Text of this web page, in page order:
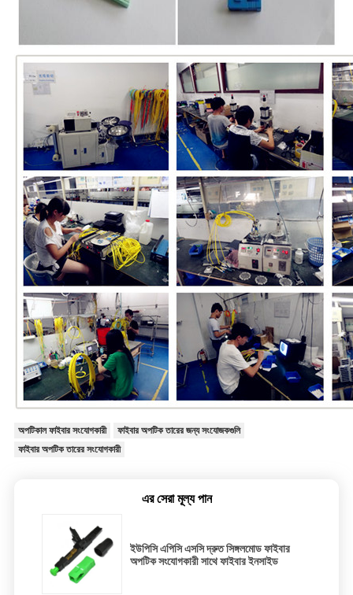
অপটিকাল ফাইবার সংযোগকারী
ফাইবার অপটিক তারের জন্য সংযোজকগুলি
ফাইবার অপটিক তারের সংযোগকারী
এর সেরা মূল্য পান
ইউপিসি এপিসি এসসি দ্রুত সিঙ্গলমোড ফাইবার
অপটিক সংযোগকারী সাথে ফাইবার ইনসাইড